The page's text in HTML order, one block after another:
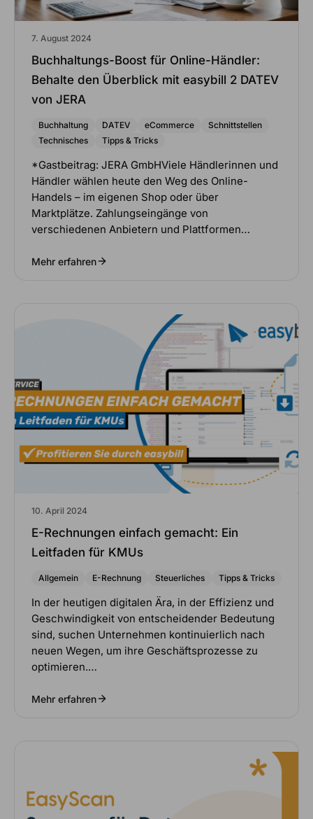
7. August 2024
Buchhaltungs-Boost für Online-Händler:
Behalte den Überblick mit easybill 2 DATEV
von JERA
Buchhaltung DATEV eCommerce
Schnittstellen
Technisches
Tipps & Tricks
*Gastbeitrag: JERA GmbHViele Händlerinnen und
Händler wählen heute den Weg des Online-
Handels – im eigenen Shop oder über
Marktplätze. Zahlungseingänge von
verschiedenen Anbietern und Plattformen…
Mehr erfahren
10. April 2024
E-Rechnungen einfach gemacht: Ein
Leitfaden für KMUs
Allgemein E-Rechnung Steuerliches Tipps & Tricks
In der heutigen digitalen Ära, in der Effizienz und
Geschwindigkeit von entscheidender Bedeutung
sind, suchen Unternehmen kontinuierlich nach
neuen Wegen, um ihre Geschäftsprozesse zu
optimieren.…
Mehr erfahren